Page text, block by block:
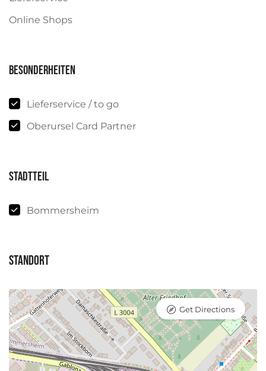
Online Shops
Besonderheiten
Lieferservice / to go
Oberursel Card Partner
Stadtteil
Bommersheim
Standort
Get Directions